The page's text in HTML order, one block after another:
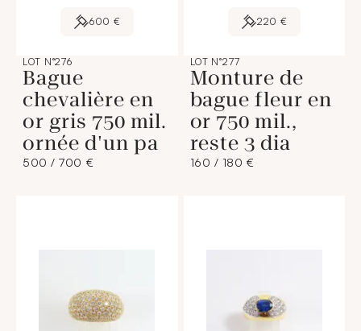
600 €
LOT N°276
Bague
chevalière en
or gris 750 mil.
ornée d'un pa
500 / 700 €
220 €
LOT N°277
Monture de
bague fleur en
or 750 mil.,
reste 3 dia
160 / 180 €